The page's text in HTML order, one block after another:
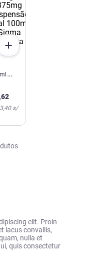
,62
s/
elit. Proin
lacus convallis,
nulla et
quis consectetur